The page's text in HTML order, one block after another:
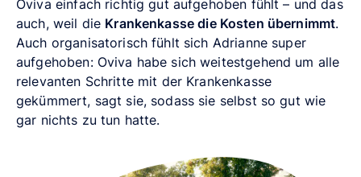
Oviva einfach richtig gut aufgehoben fühlt – und das
auch, weil die Krankenkasse die Kosten übernimmt.
Auch organisatorisch fühlt sich Adrianne super
aufgehoben: Oviva habe sich weitestgehend um alle
relevanten Schritte mit der Krankenkasse
gekümmert, sagt sie, sodass sie selbst so gut wie
gar nichts zu tun hatte.